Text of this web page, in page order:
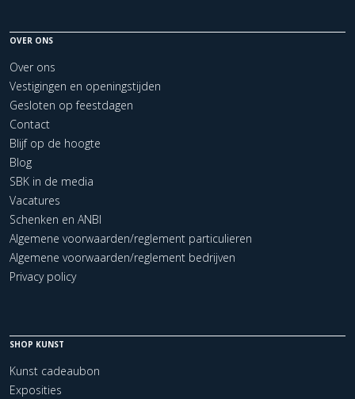
OVER ONS
Over ons
Vestigingen en openingstijden
Gesloten op feestdagen
Contact
Blijf op de hoogte
Blog
SBK in de media
Vacatures
Schenken en ANBI
Algemene voorwaarden/reglement particulieren
Algemene voorwaarden/reglement bedrijven
Privacy policy
SHOP KUNST
Kunst cadeaubon
Exposities